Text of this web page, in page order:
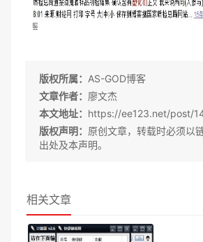
版权所属： AS-GOD博客
文章作者： 廖文杰
本文地址： https://ee123.net/post/
版权声明： 原创文章，转载时必须以
出处及本声明。
相关文章